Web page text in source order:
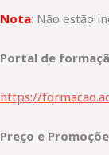
Nota: Não estão
Portal de
https://
Preço e